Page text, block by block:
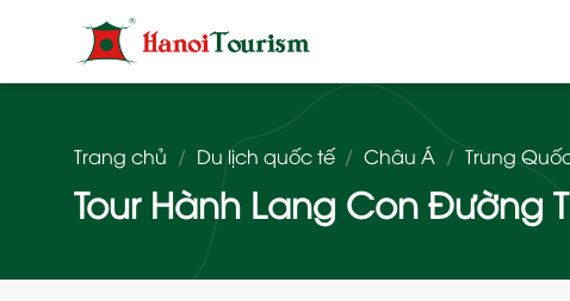
dung
Trang chủ / Du lịch quốc tế / Châu Á / Trung
Tour Hành Lang Con Đường